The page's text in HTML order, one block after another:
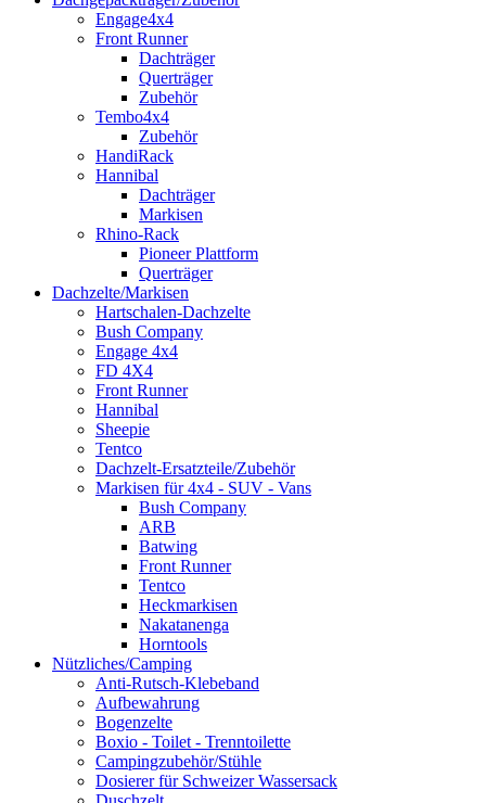
Engage4x4
Front Runner
Dachträger
Querträger
Zubehör
Tembo4x4
Zubehör
HandiRack
Hannibal
Dachträger
Markisen
Rhino-Rack
Pioneer Plattform
Querträger
Dachzelte/Markisen
Hartschalen-Dachzelte
Bush Company
Engage 4x4
FD 4X4
Front Runner
Hannibal
Sheepie
Tentco
Dachzelt-Ersatzteile/Zubehör
Markisen für 4x4 - SUV - Vans
Bush Company
ARB
Batwing
Front Runner
Tentco
Heckmarkisen
Nakatanenga
Horntools
Nützliches/Camping
Anti-Rutsch-Klebeband
Aufbewahrung
Bogenzelte
Boxio - Toilet - Trenntoilette
Campingzubehör/Stühle
Dosierer für Schweizer Wassersack